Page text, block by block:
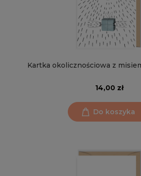
Kartka okolicznościowa z
14,00 zł
Do koszyka